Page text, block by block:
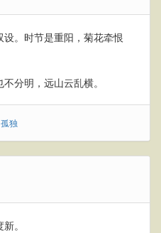
。时节是重阳，菊花牵恨
分明，远山云乱横。
孤独
。